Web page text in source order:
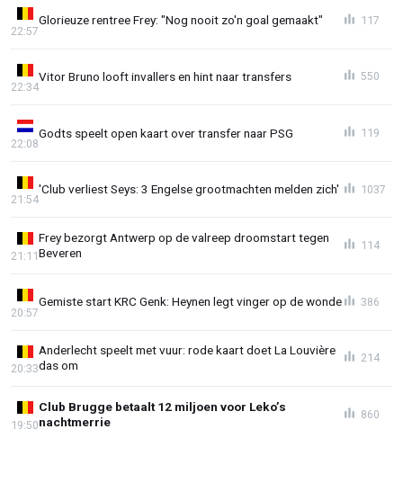
Glorieuze rentree Frey: "Nog nooit zo'n goal gemaakt"
22:57
117
Vitor Bruno looft invallers en hint naar transfers
22:34
550
Godts speelt open kaart over transfer naar PSG
22:08
119
'Club verliest Seys: 3 Engelse grootmachten melden zich'
21:54
1037
Frey bezorgt Antwerp op de valreep droomstart tegen
Beveren
21:11
114
Gemiste start KRC Genk: Heynen legt vinger op de wonde
20:57
386
Anderlecht speelt met vuur: rode kaart doet La Louvière
das om
20:33
214
Club Brugge betaalt 12 miljoen voor Leko’s
nachtmerrie
19:50
860